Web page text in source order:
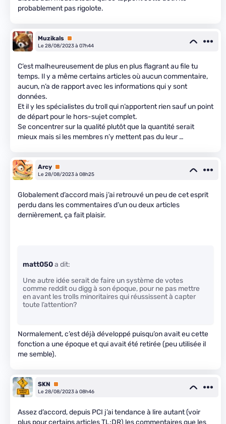
probablement pas rigolote.
Muzikals Premium
Le 28/08/2023 à 07h44
C’est malheureusement de plus en plus flagrant au file tu
temps. Il y a même certains articles où aucun commentaire,
aucun, n’a de rapport avec les informations qui y sont
données.
Et il y les spécialistes du troll qui n’apportent rien sauf un point
de départ pour le hors-sujet complet.
Se concentrer sur la qualité plutôt que la quantité serait
mieux mais si les membres n’y mettent pas du leur …
Arcy Premium
Le 28/08/2023 à 08h25
Globalement d’accord mais j’ai retrouvé un peu de cet esprit
perdu dans les commentaires d’un ou deux articles
dernièrement, ça fait plaisir.
matt050a dit:
Une autre idée serait de faire un système de votes
comme reddit ou digg à son époque, pour ne pas mettre
en avant les trolls minoritaires qui réussissent à capter
toute l’attention?
Normalement, c’est déjà développé puisqu’on avait eu cette
fonction a une époque et qui avait été retirée (peu utilisée il
me semble).
SKN
Premium
Le 28/08/2023 à 08h46
Assez d’accord, depuis PCI j’ai tendance à lire autant (voir